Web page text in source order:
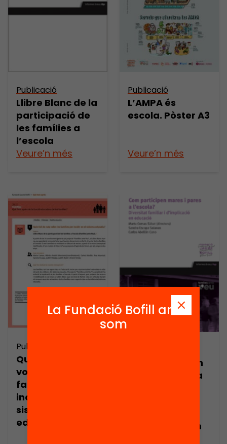
Publicació
Llibre Blanc de la
participació de
les famílies a
l’escola
Veure’n més
Publicació
L’AMPA és
escola. Pòster A3
Veure’n més
Publicació
Quin full de ruta
volen les
famílies per
incidir en el
sistema
educatiu?
Com participen
mares i pares a
d’implicació en
La Fundació Bofill ara
som